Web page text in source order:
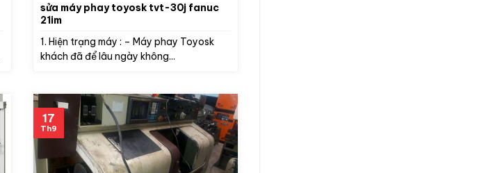
sửa máy phay toyosk tvt-30j fanuc
21im
1. Hiện trạng máy : – Máy phay Toyosk
khách đã để lâu ngày không...
17
Th9